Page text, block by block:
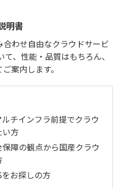
明書
わせ自由なクラウドサービ
、性能・品質はもちろん、
案内します。
チインフラ前提でクラウ
い方
障の観点から国産クラウ
お探しの方